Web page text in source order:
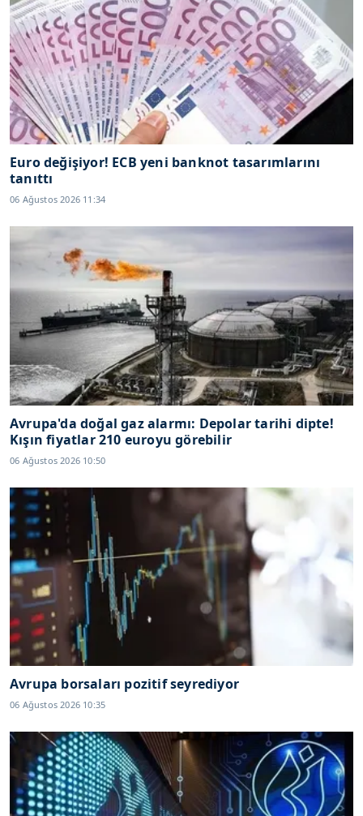
Euro değişiyor! ECB yeni banknot tasarımlarını
tanıttı
06 Ağustos 2026 11:34
Avrupa'da doğal gaz alarmı: Depolar tarihi dipte!
Kışın fiyatlar 210 euroyu görebilir
06 Ağustos 2026 10:50
Avrupa borsaları pozitif seyrediyor
06 Ağustos 2026 10:35